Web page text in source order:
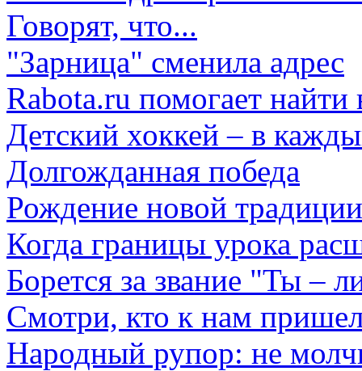
Говорят, что...
"Зарница" сменила адрес
Rabota.ru помогает найти
Детский хоккей – в
Долгожданная победа
Рождение новой традиции
Когда границы урока
Борется за звание "Ты –
Смотри, кто к нам
Народный рупор: не